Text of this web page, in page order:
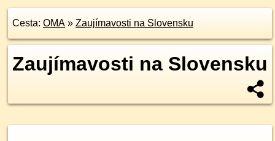
Cesta: OMA » Zaujímavosti na Slovensku
Zaujímavosti na Slovensku